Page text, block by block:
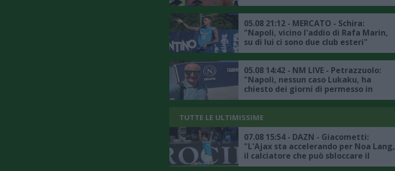
la trattativa con il Chelsea, ecco i
dettagli"
05.08 21:12 - MERCATO - Schira:
"Napoli, vicino l'addio di Rafa Marin,
su di lui ci sono due club esteri"
05.08 14:42 - NM LIVE - Petrazzuolo:
"Napoli, nessun caso Lukaku, ha
chiesto dei giorni di permesso in
accordo con la società, il punto sul
TUTTE LE ULTIMISSIME
07.08 15:54 - DAZN - Giacometti:
"L'Ajax sta accelerando per Noa Lang,
il calciatore che può sbloccare il
mercato del Napoli è Lukaku"